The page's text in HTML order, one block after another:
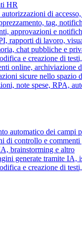
HR
di
tag,
approvazioni e
rapporti di lavoro,
chat pubbliche e
e creazione di
online, archiviazione
sicure nello spazio
note spese, RPA,
automatico dei campi
di controllo e
brainstorming e altro
generate tramite IA,
e creazione di